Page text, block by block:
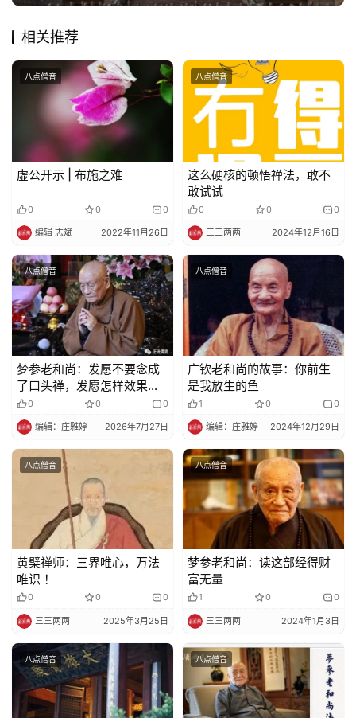
相关推荐
八点僧音
虚公开示 | 布施之难
0 0 0
编辑 志斌 2022年11月26日
八点僧音
这么硬核的顿悟禅法，敢不
敢试试
0 0 0
三三两两 2024年12月16日
八点僧音
梦参老和尚：发愿不要念成
了口头禅，发愿怎样效果才
大？
0 0 0
编辑：庄雅婷 2026年7月27日
八点僧音
广钦老和尚的故事：你前生
是我放生的鱼
1 0 0
编辑：庄雅婷 2024年12月29日
八点僧音
黄檗禅师：三界唯心，万法
唯识 ！
0 0 0
三三两两 2025年3月25日
八点僧音
梦参老和尚：读这部经得财
富无量
1 0 0
三三两两 2024年1月3日
八点僧音 八点僧音